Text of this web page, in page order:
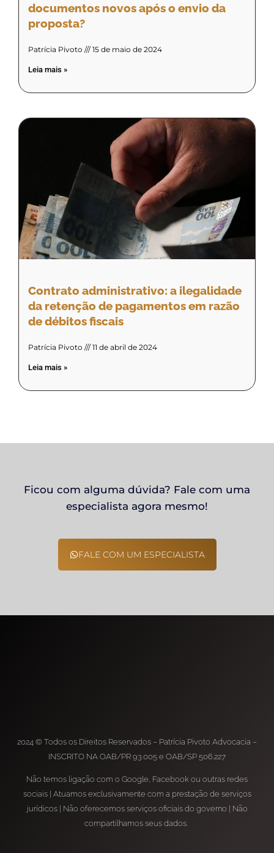
documentos novos após o envio da
proposta?
Patrícia Pivoto 15 de maio de 2024
Leia mais »
Contrato administrativo: a ilegalidade
da retenção de pagamentos em razão
de débitos fiscais
Patrícia Pivoto 11 de abril de 2024
Leia mais »
Ficou com alguma dúvida? Fale com uma
especialista agora mesmo!
FALE COM UM ESPECIALISTA
2024 © Todos os Direitos Reservados – Patrícia Pivoto Advocacia –
INSCRITO NA OAB/PR 93.005 e OAB/SP 506.227
Não temos ligação com o Google, Facebook ou outras redes
sociais | Atuamos exclusivamente com a prestação de serviços
jurídicos | Não oferecemos serviços oficiais do governo | Não
compartilhamos seus dados.